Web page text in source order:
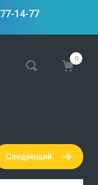
14-77
0
Следующий